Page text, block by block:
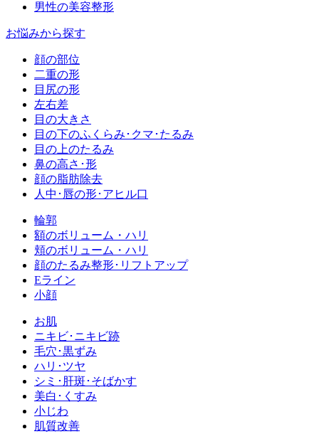
男性の美容整形
お悩みから探す
顔の部位
二重の形
目尻の形
左右差
目の大きさ
目の下のふくらみ･クマ･たるみ
目の上のたるみ
鼻の高さ･形
顔の脂肪除去
人中･唇の形･アヒル口
輪郭
額のボリューム・ハリ
頬のボリューム・ハリ
顔のたるみ整形･リフトアップ
Eライン
小顔
お肌
ニキビ･ニキビ跡
毛穴･黒ずみ
ハリ･ツヤ
シミ･肝斑･そばかす
美白･くすみ
小じわ
肌質改善